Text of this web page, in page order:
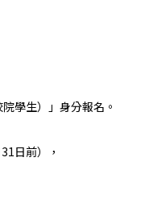
學生）」身分報名。
日前），